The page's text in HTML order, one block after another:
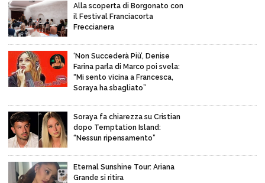
Alla scoperta di Borgonato con
il Festival Franciacorta
Freccianera
‘Non Succederà Più’, Denise
Farina parla di Marco poi svela:
“Mi sento vicina a Francesca,
Soraya ha sbagliato”
Soraya fa chiarezza su Cristian
dopo Temptation Island:
“Nessun ripensamento”
Eternal Sunshine Tour: Ariana
Grande si ritira